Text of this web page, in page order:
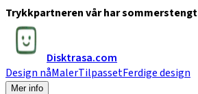
Trykkpartneren vår har
Disktrasa.com
Design nåMalerTilpassetFerdige design
Mer info